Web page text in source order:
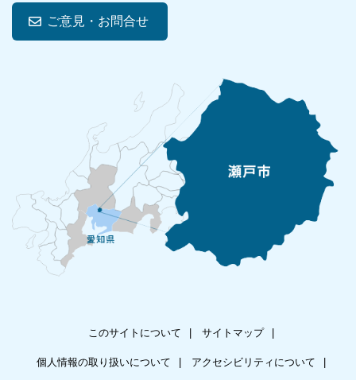
ご意見・お問合せ
このサイトについて サイトマップ
個人情報の取り扱いについて アクセシビリティについて